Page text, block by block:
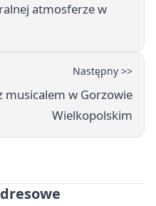
atmosferze w
Następny >>
musicalem w Gorzowie
Wielkopolskim